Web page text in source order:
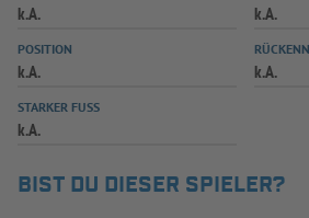
k.A. k.A.
POSITION
k.A. k.A.
STARKER FUSS
k.A.
BIST DU DIESER SPIELER?